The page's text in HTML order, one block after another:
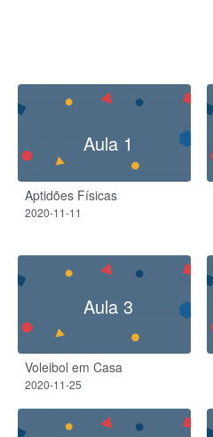
Aula 1
Aptidões Físicas
2020-11-11
Aula 3
Voleibol em Casa
2020-11-25